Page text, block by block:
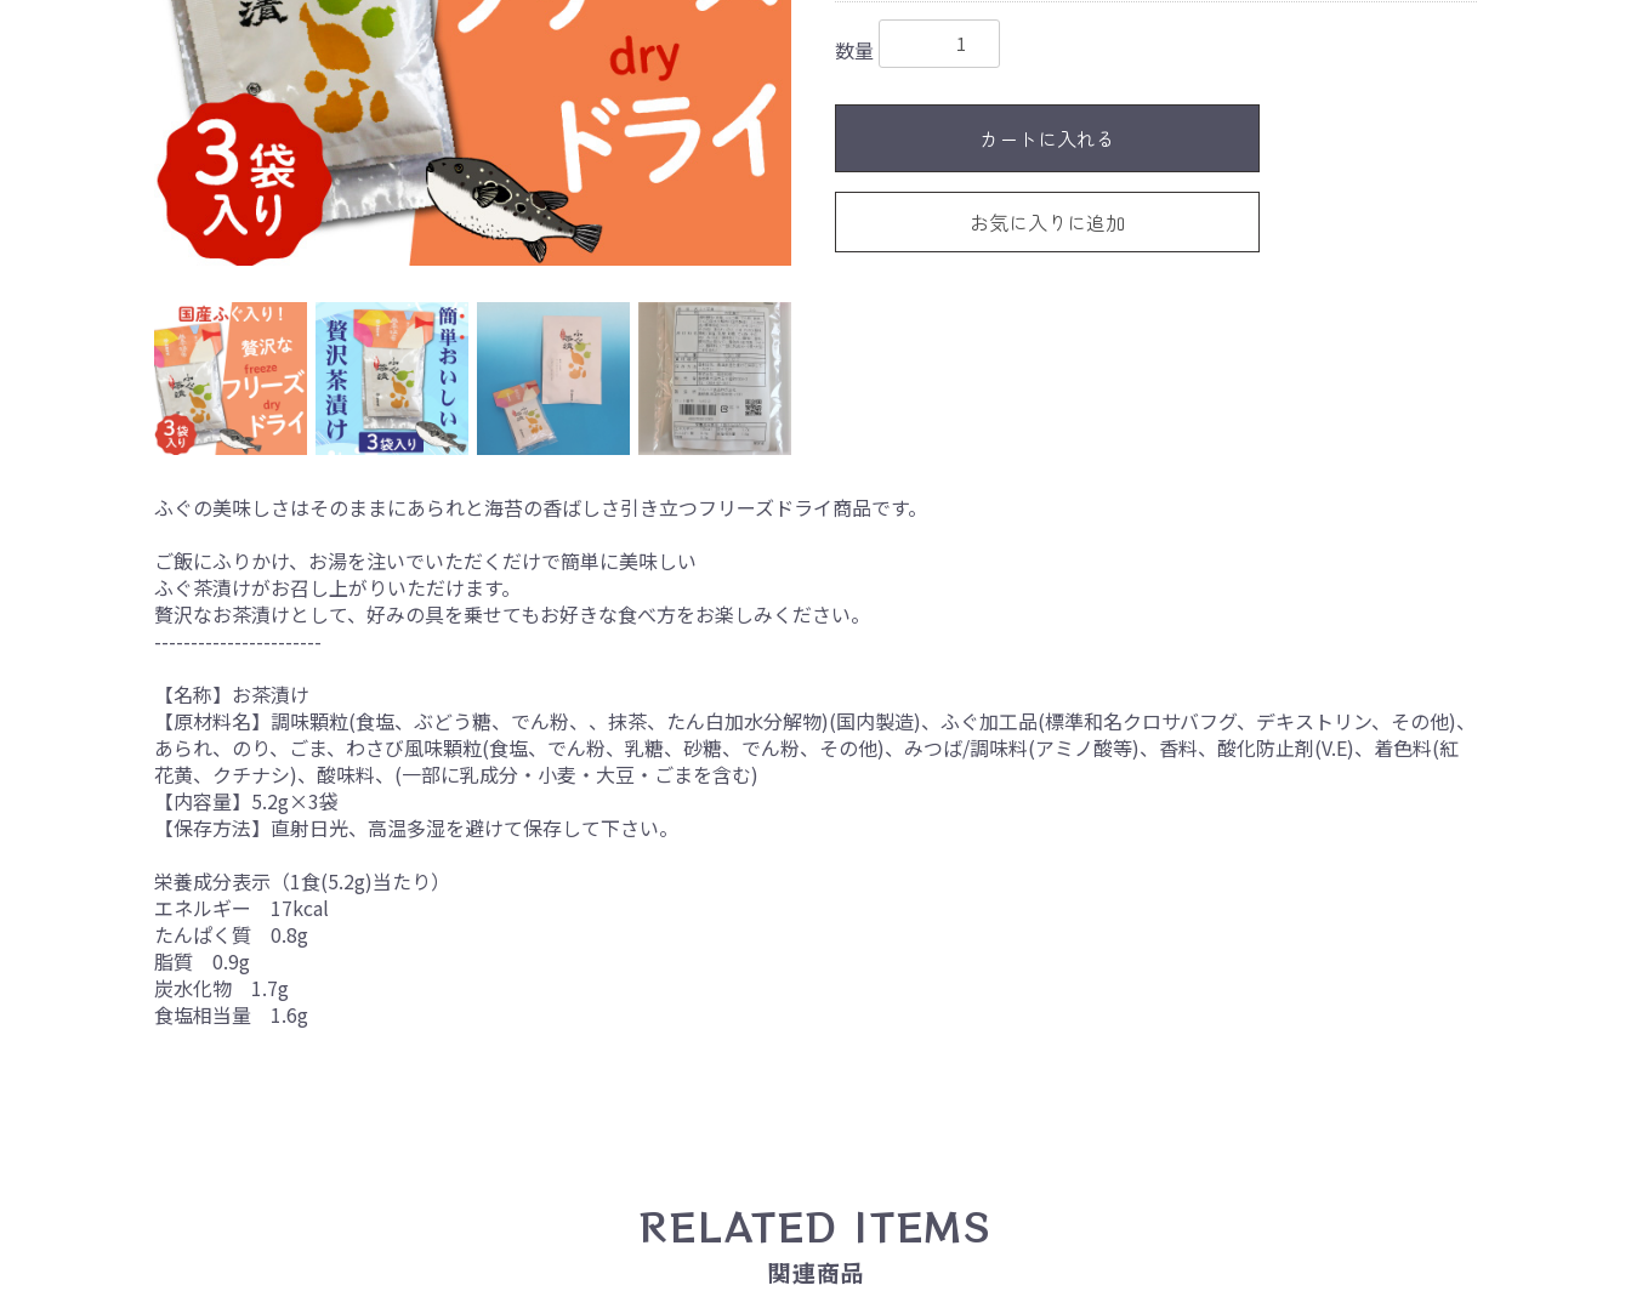
数量
カートに入れる
お気に入りに追加
ふぐの美味しさはそのままにあられと海苔の香ばしさ引き立つフリーズドライ商品です。
ご飯にふりかけ、お湯を注いでいただくだけで簡単に美味しい
ふぐ茶漬けがお召し上がりいただけます。
贅沢なお茶漬けとして、好みの具を乗せてもお好きな食べ方をお楽しみください。
-----------------------
【名称】お茶漬け
【原材料名】調味顆粒(食塩、ぶどう糖、でん粉、、抹茶、たん白加水分解物)(国内製造)、ふぐ加工品(標準和名クロサバフグ、デキストリン、その他)、
あられ、のり、ごま、わさび風味顆粒(食塩、でん粉、乳糖、砂糖、でん粉、その他)、みつば/調味料(アミノ酸等)、香料、酸化防止剤(V.E)、着色料(紅
花黄、クチナシ)、酸味料、(一部に乳成分・小麦・大豆・ごまを含む)
【内容量】5.2g×3袋
【保存方法】直射日光、高温多湿を避けて保存して下さい。
栄養成分表示（1食(5.2g)当たり）
エネルギー 17kcal
たんぱく質 0.8g
脂質 0.9g
炭水化物 1.7g
食塩相当量 1.6g
RELATED ITEMS
関連商品